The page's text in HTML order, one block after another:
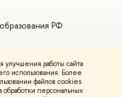
работы сайта
использования. Более
файлов cookies
обработки персональных
РФ